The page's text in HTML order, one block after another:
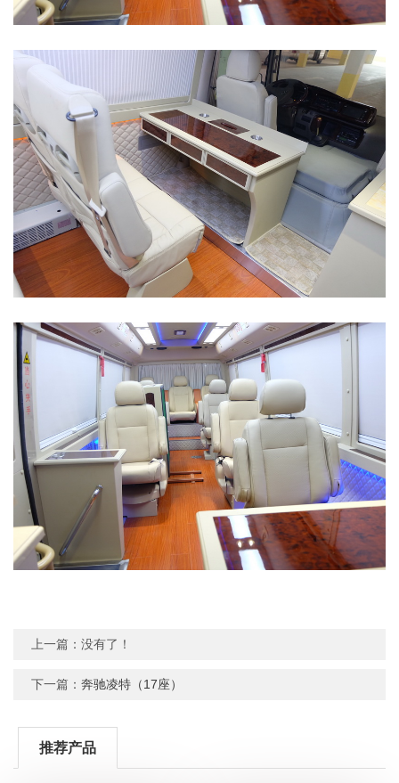
上一篇：没有了！
下一篇：奔驰凌特（17座）
推荐产品